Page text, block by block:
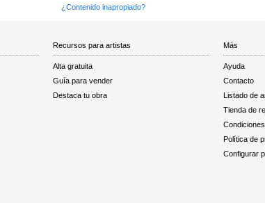
¿Contenido inapropiado?
Recursos para artistas
Alta gratuita
Guía para vender
Destaca tu obra
Más
Ayuda
Contacto
Listado de
Tienda de
Política de
Configurar